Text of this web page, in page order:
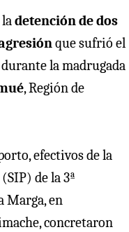
detención de dos
que sufrió el
la madrugada
, Región de
efectivos de la
de la 3ª
Marga, en
concretaron